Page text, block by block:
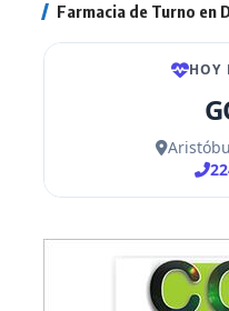
Farmacia de Turno en